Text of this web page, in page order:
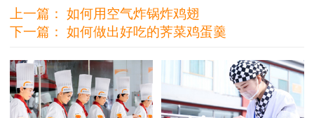
上一篇： 如何用空气炸锅炸鸡翅
下一篇： 如何做出好吃的荠菜鸡蛋羹